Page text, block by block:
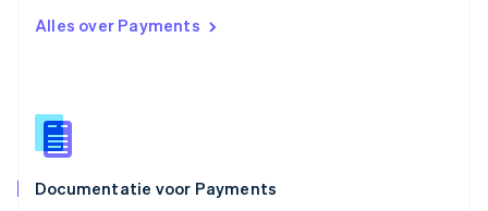
Alles over Payments
Documentatie voor Payments
EnglishItaliano
Español
Thailand
Tsjechië